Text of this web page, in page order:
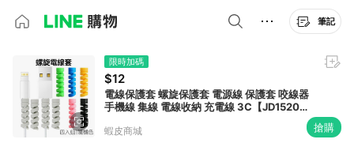
筆記
限時加碼
$12
電線保護套 螺旋保護套 電源線 保護套 咬線器
手機線 集線 電線收納 充電線 3C【JD1520】
蝦皮商城 搶購